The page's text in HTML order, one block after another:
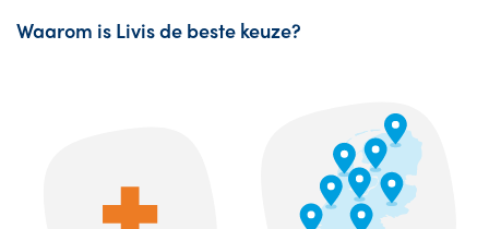
Waarom is Livis de beste keuze?